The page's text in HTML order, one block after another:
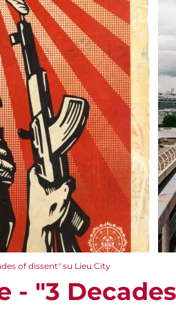
of dissent" su Lieu.City
- "3